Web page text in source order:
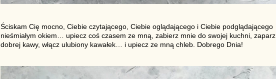
Ściskam Cię mocno, Ciebie czytającego, Ciebie oglądającego i Ciebie podglądającego
nieśmiałym okiem… upiecz coś czasem ze mną, zabierz mnie do swojej kuchni, zaparz
dobrej kawy, włącz ulubiony kawałek… i upiecz ze mną chleb. Dobrego Dnia!